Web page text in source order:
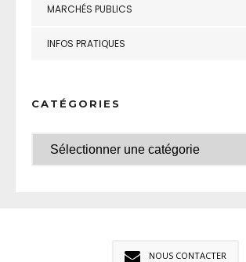
MARCHÉS PUBLICS
INFOS PRATIQUES
CATÉGORIES
NOUS CONTACTER